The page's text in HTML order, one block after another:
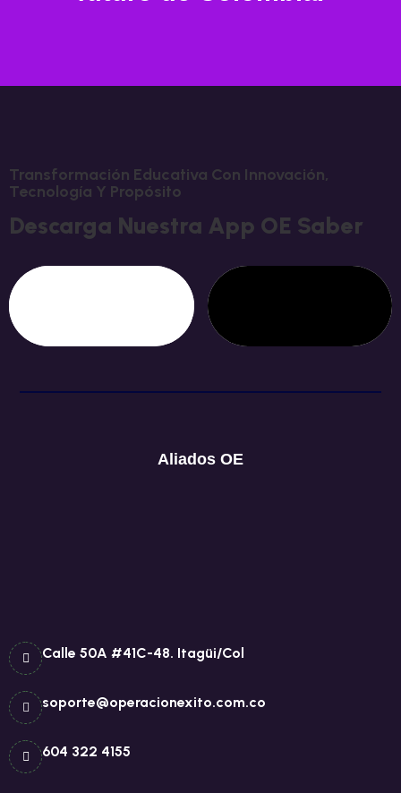
Transformación Educativa Con Innovación,
Tecnología Y Propósito
Descarga Nuestra App OE Saber
Aliados OE
Calle 50A #41C-48. Itagüi/Col
soporte@operacionexito.com.co
604 322 4155